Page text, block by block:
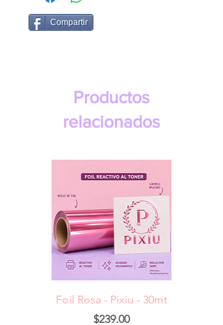
Compartir
Productos
relacionados
Foil Rosa - Pixiu - 30mt
Precio
$239.00